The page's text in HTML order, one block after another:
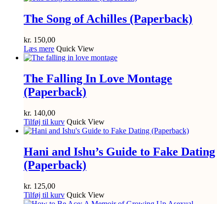
The Song of Achilles (Paperback)
kr. 150,00
Læs mere Quick View
The Falling In Love Montage
(Paperback)
kr. 140,00
Tilføj til kurv Quick View
Hani and Ishu’s Guide to Fake Dating
(Paperback)
kr. 125,00
Tilføj til kurv Quick View